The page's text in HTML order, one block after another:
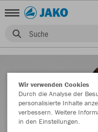
Suche
Wir verwenden Cookies
Durch die Analyse der
personalisierte Inhalte
verbessern. Weitere
in den Einstellungen.